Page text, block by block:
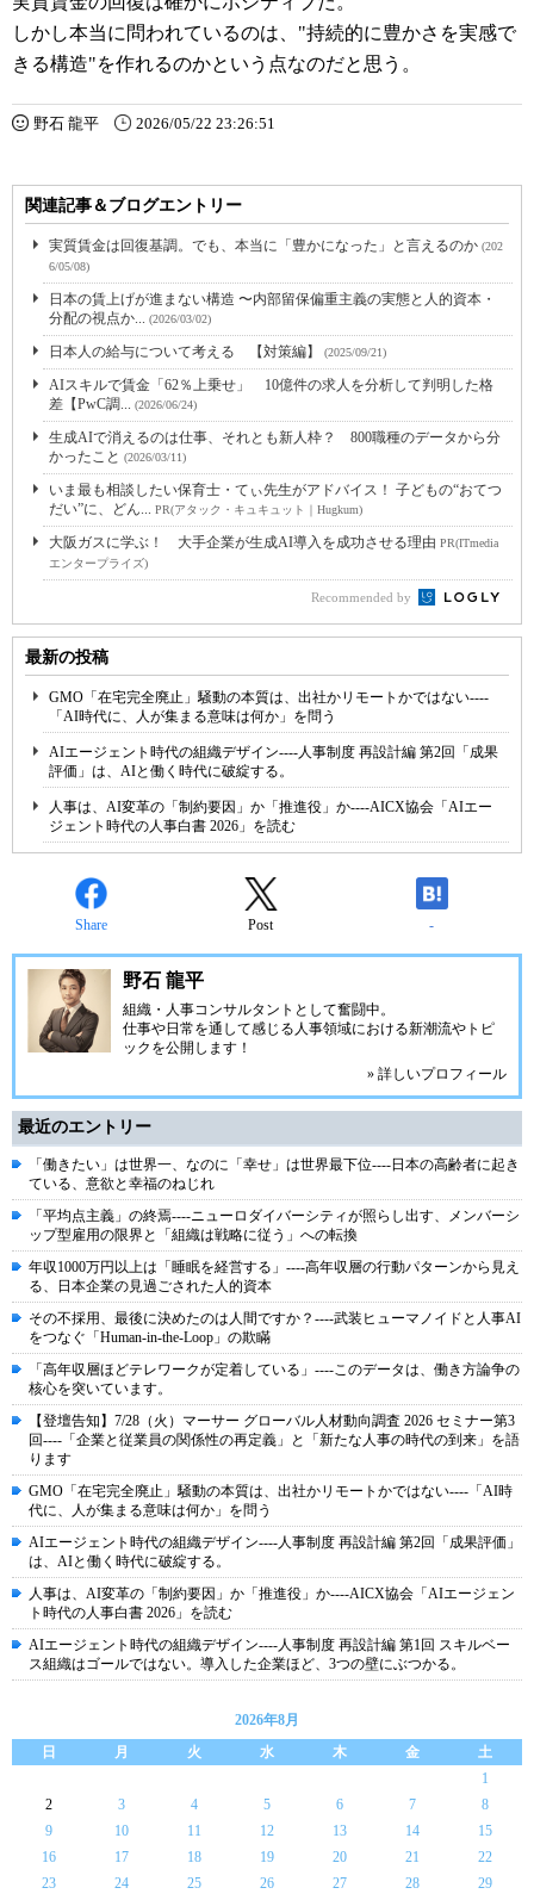
しかし本当に問われているのは、"持続的に豊かさを実感で
きる構造"を作れるのかという点なのだと思う。
野石 龍平 2026/05/22 23:26:51
関連記事＆ブログエントリー
実質賃金は回復基調。でも、本当に「豊かになった」と言えるのか (202
6/05/08)
日本の賃上げが進まない構造 〜内部留保偏重主義の実態と人的資本・
分配の視点か... (2026/03/02)
日本人の給与について考える 【対策編】 (2025/09/21)
AIスキルで賃金「62％上乗せ」 10億件の求人を分析して判明した格
差【PwC調... (2026/06/24)
生成AIで消えるのは仕事、それとも新人枠？ 800職種のデータから分
かったこと (2026/03/11)
いま最も相談したい保育士・てぃ先生がアドバイス！ 子どもの“おてつ
だい”に、どん... PR(アタック・キュキュット｜Hugkum)
大阪ガスに学ぶ！ 大手企業が生成AI導入を成功させる理由 PR(ITmedia
エンタープライズ)
Recommended by
最新の投稿
GMO「在宅完全廃止」騒動の本質は、出社かリモートかではない----
「AI時代に、人が集まる意味は何か」を問う
AIエージェント時代の組織デザイン----人事制度 再設計編 第2回「成果
評価」は、AIと働く時代に破綻する。
人事は、AI変革の「制約要因」か「推進役」か----AICX協会「AIエー
ジェント時代の人事白書 2026」を読む
Share Post -
野石 龍平
組織・人事コンサルタントとして奮闘中。
仕事や日常を通して感じる人事領域における新潮流やトピ
ックを公開します！
» 詳しいプロフィール
最近のエントリー
「働きたい」は世界一、なのに「幸せ」は世界最下位----日本の高齢者に起き
ている、意欲と幸福のねじれ
「平均点主義」の終焉----ニューロダイバーシティが照らし出す、メンバーシ
ップ型雇用の限界と「組織は戦略に従う」への転換
年収1000万円以上は「睡眠を経営する」----高年収層の行動パターンから見え
る、日本企業の見過ごされた人的資本
その不採用、最後に決めたのは人間ですか？----武装ヒューマノイドと人事AI
をつなぐ「Human-in-the-Loop」の欺瞞
「高年収層ほどテレワークが定着している」----このデータは、働き方論争の
核心を突いています。
【登壇告知】7/28（火）マーサー グローバル人材動向調査 2026 セミナー第3
回----「企業と従業員の関係性の再定義」と「新たな人事の時代の到来」を語
ります
GMO「在宅完全廃止」騒動の本質は、出社かリモートかではない----「AI時
代に、人が集まる意味は何か」を問う
AIエージェント時代の組織デザイン----人事制度 再設計編 第2回「成果評価」
は、AIと働く時代に破綻する。
人事は、AI変革の「制約要因」か「推進役」か----AICX協会「AIエージェン
ト時代の人事白書 2026」を読む
AIエージェント時代の組織デザイン----人事制度 再設計編 第1回 スキルベー
ス組織はゴールではない。導入した企業ほど、3つの壁にぶつかる。
2026年8月
日
月 火 水 木 金
土
1
2
3 4 5 6 7
8
9
10 11 12 13 14
15
16
17 18 19 20 21
22
23
24 25 26 27 28
29